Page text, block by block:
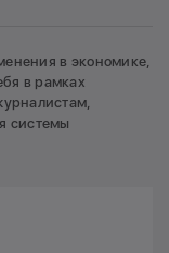
в экономике,
в рамках
системы